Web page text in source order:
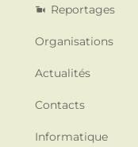
Reportages
Organisations
Actualités
Contacts
Informatique